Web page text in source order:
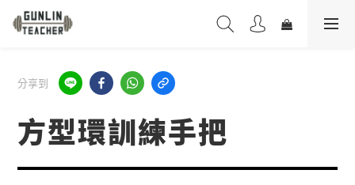
分享到
方型環訓練手把